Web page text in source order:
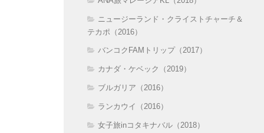
ニュージーランド・クライストチャーチ＆
テカポ（2016）
バンコクFAMトリップ（2017）
カナダ・ケベック（2019）
ブルガリア（2016）
ランカウイ（2016）
女子旅inコタキナバル（2018）